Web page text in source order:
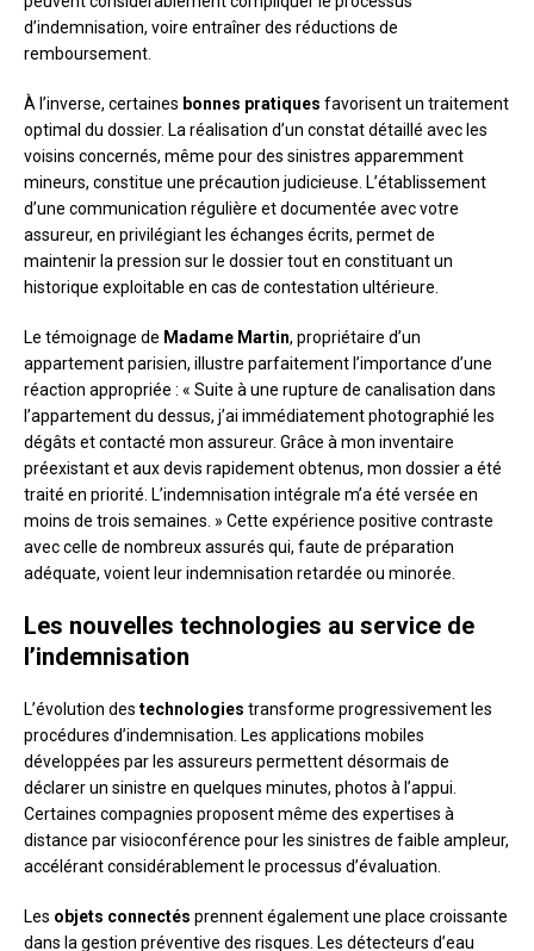
d’indemnisation, voire entraîner des réductions de
remboursement.
À l’inverse, certaines bonnes pratiques favorisent un traitement
optimal du dossier. La réalisation d’un constat détaillé avec les
voisins concernés, même pour des sinistres apparemment
mineurs, constitue une précaution judicieuse. L’établissement
d’une communication régulière et documentée avec votre
assureur, en privilégiant les échanges écrits, permet de
maintenir la pression sur le dossier tout en constituant un
historique exploitable en cas de contestation ultérieure.
Le témoignage de Madame Martin, propriétaire d’un
appartement parisien, illustre parfaitement l’importance d’une
réaction appropriée : « Suite à une rupture de canalisation dans
l’appartement du dessus, j’ai immédiatement photographié les
dégâts et contacté mon assureur. Grâce à mon inventaire
préexistant et aux devis rapidement obtenus, mon dossier a été
traité en priorité. L’indemnisation intégrale m’a été versée en
moins de trois semaines. » Cette expérience positive contraste
avec celle de nombreux assurés qui, faute de préparation
adéquate, voient leur indemnisation retardée ou minorée.
Les nouvelles technologies au service de
l’indemnisation
L’évolution des technologies transforme progressivement les
procédures d’indemnisation. Les applications mobiles
développées par les assureurs permettent désormais de
déclarer un sinistre en quelques minutes, photos à l’appui.
Certaines compagnies proposent même des expertises à
distance par visioconférence pour les sinistres de faible ampleur,
accélérant considérablement le processus d’évaluation.
Les objets connectés prennent également une place croissante
dans la gestion préventive des risques. Les détecteurs d’eau